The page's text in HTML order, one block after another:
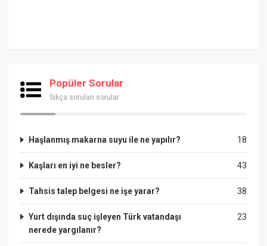
Popüler Sorular
Sıkça sorulan sorular
18
Haşlanmış makarna suyu ile ne yapılır?
43
Kaşları en iyi ne besler?
38
Tahsis talep belgesi ne işe yarar?
23
Yurt dışında suç işleyen Türk vatandaşı
nerede yargılanır?